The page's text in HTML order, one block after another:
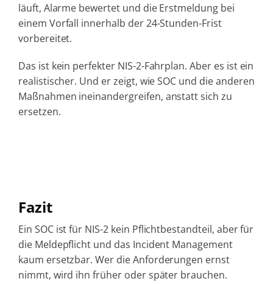
läuft, Alarme bewertet und die Erstmeldung bei
einem Vorfall innerhalb der 24-Stunden-Frist
vorbereitet.
Das ist kein perfekter NIS-2-Fahrplan. Aber es ist ein
realistischer. Und er zeigt, wie SOC und die anderen
Maßnahmen ineinandergreifen, anstatt sich zu
ersetzen.
Fazit
Ein SOC ist für NIS-2 kein Pflichtbestandteil, aber für
die Meldepflicht und das Incident Management
kaum ersetzbar. Wer die Anforderungen ernst
nimmt, wird ihn früher oder später brauchen.